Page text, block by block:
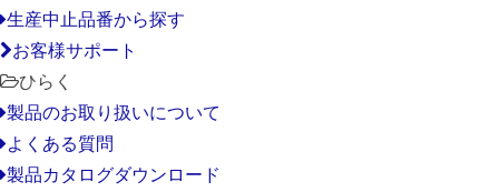
生産中止品番から探す
お客様サポート
ひらく
製品のお取り扱いについて
よくある質問
製品カタログダウンロード